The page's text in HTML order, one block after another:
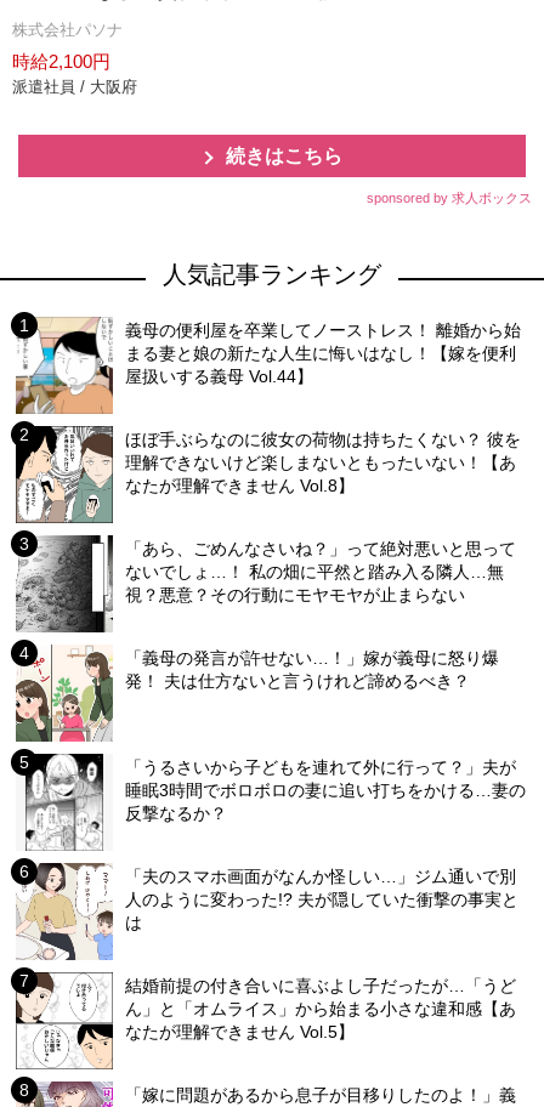
株式会社パソナ
時給2,100円
派遣社員 / 大阪府
続きはこちら
sponsored by 求人ボックス
人気記事ランキング
義母の便利屋を卒業してノーストレス！ 離婚から始
まる妻と娘の新たな人生に悔いはなし！【嫁を便利
屋扱いする義母 Vol.44】
ほぼ手ぶらなのに彼女の荷物は持ちたくない？ 彼を
理解できないけど楽しまないともったいない！【あ
なたが理解できません Vol.8】
「あら、ごめんなさいね？」って絶対悪いと思って
ないでしょ…！ 私の畑に平然と踏み入る隣人…無
視？悪意？その行動にモヤモヤが止まらない
「義母の発言が許せない…！」嫁が義母に怒り爆
発！ 夫は仕方ないと言うけれど諦めるべき？
「うるさいから子どもを連れて外に行って？」夫が
睡眠3時間でボロボロの妻に追い打ちをかける…妻の
反撃なるか？
「夫のスマホ画面がなんか怪しい…」ジム通いで別
人のように変わった!? 夫が隠していた衝撃の事実と
は
結婚前提の付き合いに喜ぶよし子だったが…「うど
ん」と「オムライス」から始まる小さな違和感【あ
なたが理解できません Vol.5】
「嫁に問題があるから息子が目移りしたのよ！」義